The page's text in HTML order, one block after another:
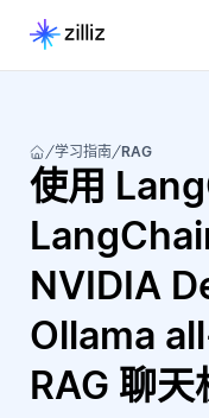
学习指南 RAG
使用
NVIDIA
Ollama
RAG 聊天